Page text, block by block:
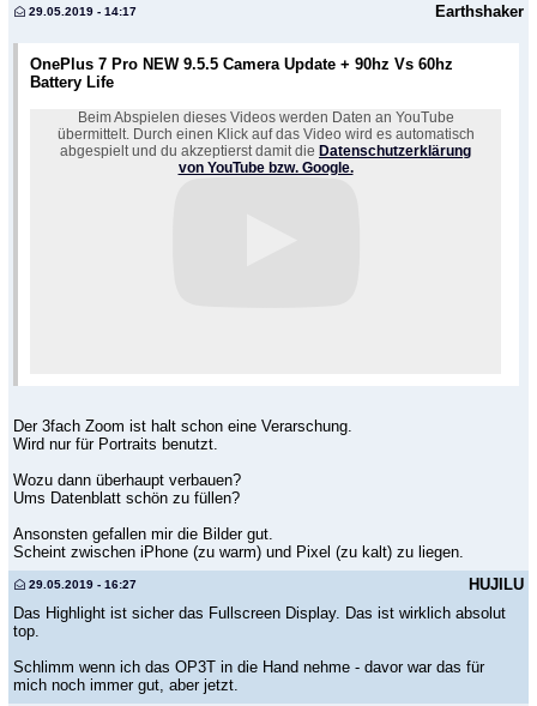
Earthshaker
29.05.2019 - 14:17
OnePlus 7 Pro NEW 9.5.5 Camera Update + 90hz Vs 60hz
Battery Life
Beim Abspielen dieses Videos werden Daten an YouTube
übermittelt. Durch einen Klick auf das Video wird es automatisch
abgespielt und du akzeptierst damit die Datenschutzerklärung
von YouTube bzw. Google.
Der 3fach Zoom ist halt schon eine Verarschung.
Wird nur für Portraits benutzt.
Wozu dann überhaupt verbauen?
Ums Datenblatt schön zu füllen?
Ansonsten gefallen mir die Bilder gut.
Scheint zwischen iPhone (zu warm) und Pixel (zu kalt) zu liegen.
HUJILU
29.05.2019 - 16:27
Das Highlight ist sicher das Fullscreen Display. Das ist wirklich absolut
top.
Schlimm wenn ich das OP3T in die Hand nehme - davor war das für
mich noch immer gut, aber jetzt.